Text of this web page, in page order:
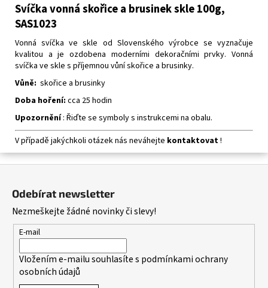
Svíčka vonná skořice a brusinek skle 100g,
SAS1023
Vonná svíčka ve skle od Slovenského výrobce se vyznačuje
kvalitou a je ozdobena moderními dekoračními prvky. Vonná
svíčka ve skle s příjemnou vůní skořice a brusinky.
Vůně: skořice a brusinky
Doba hoření: cca 25 hodin
Upozornění: Řiďte se symboly s instrukcemi na obalu.
V případě jakýchkoli otázek nás neváhejte kontaktovat!
Odebírat newsletter
Nezmeškejte žádné novinky či slevy!
E-mail
Vložením e-mailu souhlasíte s podmínkami ochrany
osobních údajů